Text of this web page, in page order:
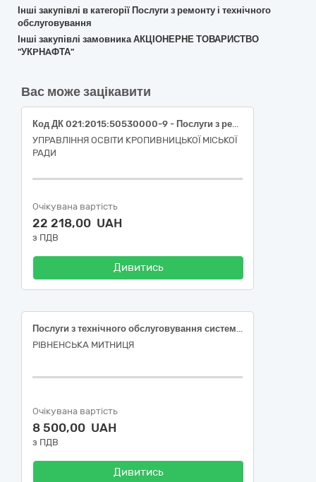
Інші закупівлі в категорії Послуги з ремонту і технічного
обслуговування
Інші закупівлі замовника АКЦІОНЕРНЕ ТОВАРИСТВО
"УКPНAФТА"
Вас може зацікавити
Код ДК 021:2015:50530000-9 - Послуги з ремонту і технічного обслуговування техніки (Послуги з поточного ремонту та технічного обслуговування плити електричної ПЕ-4Ш в Комунальному закладі "Спеціальний дитячий садок (ясла-садок) № 22 "Краплинка" Кропивницької міської ради")
УПРАВЛІННЯ ОСВІТИ КРОПИВНИЦЬКОЇ МІСЬКОЇ
РАДИ
Очікувана вартість
22 218,00 UAH
з ПДВ
Дивитись
Послуги з технічного обслуговування системи газопостачання та газового обладнання (м. Дубровиця, пров.Макарівський, 1)
РІВНЕНСЬКА МИТНИЦЯ
Очікувана вартість
8 500,00 UAH
з ПДВ
Дивитись